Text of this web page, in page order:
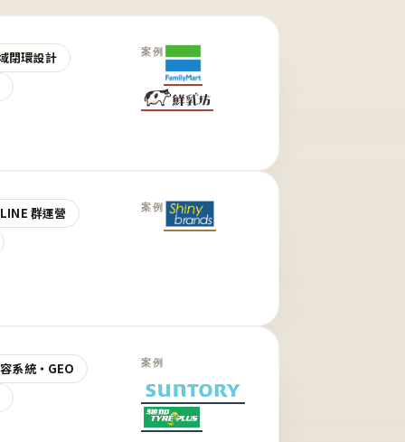
閉環設計
案例
群運營 案例
系統・GEO
案例